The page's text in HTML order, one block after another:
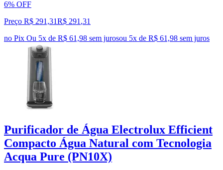
6% OFF
Preço R$ 291,31R$ 291,31
no Pix Ou 5x de R$ 61,98 sem jurosou 5x de R$ 61,98 sem juros
Purificador de Água Electrolux Efficient
Compacto Água Natural com Tecnologia
Acqua Pure (PN10X)